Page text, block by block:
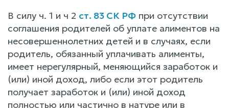
В силу ч. 1 и ч 2 ст. 83 СК РФ при отсутствии
соглашения родителей об уплате алиментов на
несовершеннолетних детей и в случаях, если
родитель, обязанный уплачивать алименты,
имеет нерегулярный, меняющийся заработок и
(или) иной доход, либо если этот родитель
получает заработок и (или) иной доход
полностью или частично в натуре или в